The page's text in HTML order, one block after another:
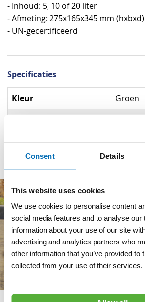
Consent Details
This website uses cookies
We use cookies to personalise content
social media features and to analyse our
information about your use of our site
advertising and analytics partners who
other information that you’ve provided to
collected from your use of their services.
- Inhoud: 5, 10 of 20 liter
- Afmeting: 275x165x345 mm (hxbxd)
- UN-gecertificeerd
Specificaties
Specificaties
Kleur Groen
Materiaal Staal